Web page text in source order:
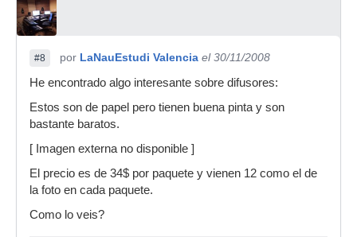
#8 por LaNauEstudi Valencia el 30/11/2008
He encontrado algo interesante sobre difusores:
Estos son de papel pero tienen buena pinta y son
bastante baratos.
[ Imagen externa no disponible ]
El precio es de 34$ por paquete y vienen 12 como el de
la foto en cada paquete.
Como lo veis?